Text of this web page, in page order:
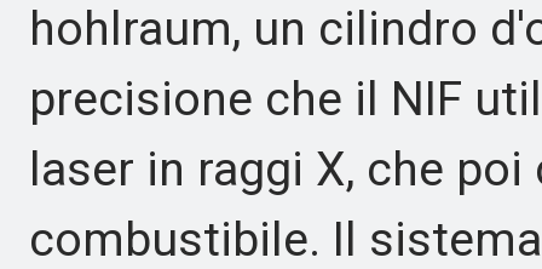
hohlraum, un cilindro
precisione che il NIF
laser in raggi X, che
combustibile. Il